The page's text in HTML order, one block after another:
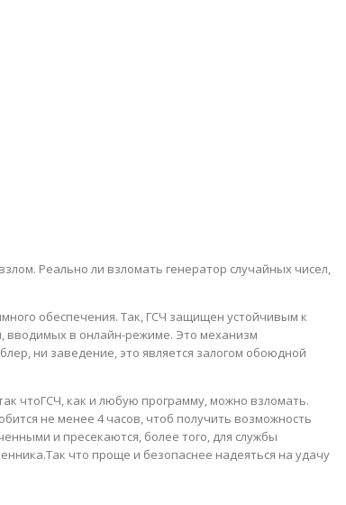
Реально ли взломать генератор случайных чисел,
обеспечения. Так, ГСЧ защищен устойчивым к
вводимых в онлайн-режиме. Это механизм
ни заведение, это является залогом обоюдной
чтоГСЧ, как и любую программу, можно взломать.
не менее 4 часов, чтоб получить возможность
и пресекаются, более того, для службы
что проще и безопаснее надеяться на удачу